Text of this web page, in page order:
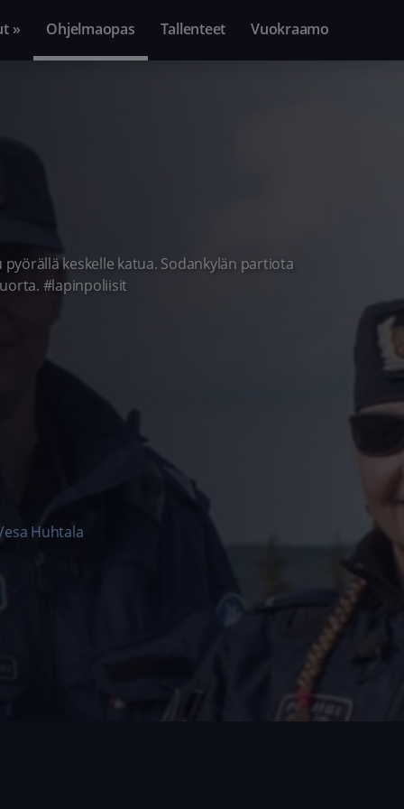
» Ohjelmaopas Tallenteet Vuokraamo
keskelle katua. Sodankylän partiota
#lapinpoliisit
Huhtala